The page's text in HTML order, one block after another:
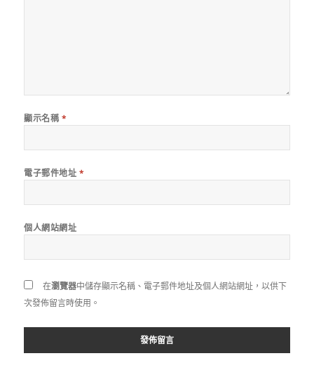
顯示名稱 *
電子郵件地址 *
個人網站網址
在瀏覽器中儲存顯示名稱、電子郵件地址及個人網站網址，以供下
次發佈留言時使用。